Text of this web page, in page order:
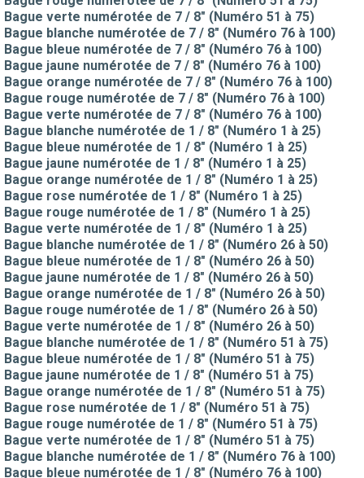
Bague verte numérotée de 7 / 8" (Numéro 51 à 75)
Bague blanche numérotée de 7 / 8" (Numéro 76 à 100)
Bague bleue numérotée de 7 / 8" (Numéro 76 à 100)
Bague jaune numérotée de 7 / 8" (Numéro 76 à 100)
Bague orange numérotée de 7 / 8" (Numéro 76 à 100)
Bague rouge numérotée de 7 / 8" (Numéro 76 à 100)
Bague verte numérotée de 7 / 8" (Numéro 76 à 100)
Bague blanche numérotée de 1 / 8" (Numéro 1 à 25)
Bague bleue numérotée de 1 / 8" (Numéro 1 à 25)
Bague jaune numérotée de 1 / 8" (Numéro 1 à 25)
Bague orange numérotée de 1 / 8" (Numéro 1 à 25)
Bague rose numérotée de 1 / 8" (Numéro 1 à 25)
Bague rouge numérotée de 1 / 8" (Numéro 1 à 25)
Bague verte numérotée de 1 / 8" (Numéro 1 à 25)
Bague blanche numérotée de 1 / 8" (Numéro 26 à 50)
Bague bleue numérotée de 1 / 8" (Numéro 26 à 50)
Bague jaune numérotée de 1 / 8" (Numéro 26 à 50)
Bague orange numérotée de 1 / 8" (Numéro 26 à 50)
Bague rouge numérotée de 1 / 8" (Numéro 26 à 50)
Bague verte numérotée de 1 / 8" (Numéro 26 à 50)
Bague blanche numérotée de 1 / 8" (Numéro 51 à 75)
Bague bleue numérotée de 1 / 8" (Numéro 51 à 75)
Bague jaune numérotée de 1 / 8" (Numéro 51 à 75)
Bague orange numérotée de 1 / 8" (Numéro 51 à 75)
Bague rose numérotée de 1 / 8" (Numéro 51 à 75)
Bague rouge numérotée de 1 / 8" (Numéro 51 à 75)
Bague verte numérotée de 1 / 8" (Numéro 51 à 75)
Bague blanche numérotée de 1 / 8" (Numéro 76 à 100)
Bague bleue numérotée de 1 / 8" (Numéro 76 à 100)